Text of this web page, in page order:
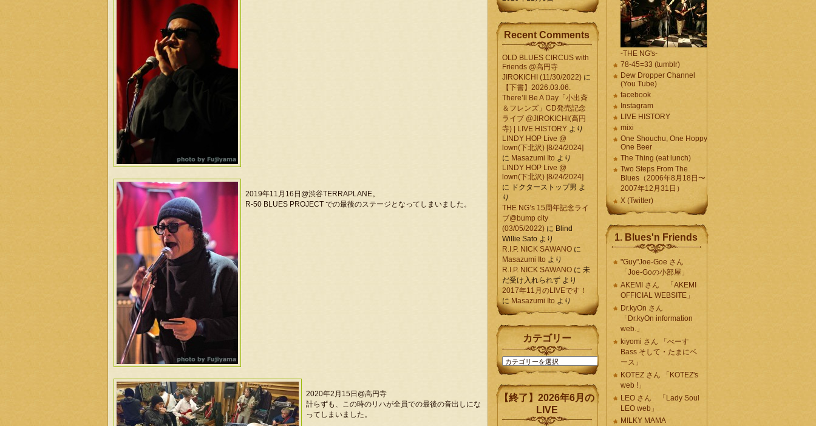
2019年11月16日@渋谷TERRAPLANE。
R-50 BLUES PROJECT での最後のステージとなってしまいました。
2020年2月15日@高円寺
計らずも、この時のリハが全員での最後の音出しにな
ってしまいました。
Recent Comments
OLD BLUES CIRCUS with
Friends @高円寺
JIROKICHI (11/30/2022) に
【下書】2026.03.06.
There’ll Be A Day「小出斉
＆フレンズ」CD発売記念
ライブ @JIROKICHI(高円
寺) | LIVE HISTORY より
LINDY HOP Live @
lown(下北沢) [8/24/2024]
に Masazumi Ito より
LINDY HOP Live @
lown(下北沢) [8/24/2024]
に ドクターストップ男 よ
り
THE NG’s 15周年記念ライ
ブ@bump city
(03/05/2022) に Blind
Willie Sato より
R.I.P. NICK SAWANO に
Masazumi Ito より
R.I.P. NICK SAWANO に 未
だ受け入れられず より
2017年11月のLIVEです！
に Masazumi Ito より
カテゴリー
カ
テ
リ
ー
【終了】2026年6月の
LIVE
-THE NG's-
78-45=33 (tumblr)
Dew Dropper Channel
(You Tube)
facebook
Instagram
LIVE HISTORY
mixi
One Shouchu, One Hoppy.
One Beer
The Thing (eat lunch)
Two Steps From The
Blues（2006年8月18日〜
2007年12月31日）
X (Twitter)
1. Blues'n Friends
"Guy"Joe-Goe さん
「Joe-Goの小部屋」
AKEMI さん 「AKEMI
OFFICIAL WEBSITE」
Dr.kyOn さん
「Dr.kyOn information
web.」
kiyomi さん 「べーす
Bass そして・たまにベ
ース」
KOTEZ さん 「KOTEZ's
web !」
LEO さん 「Lady Soul
LEO web」
MILKY MAMA